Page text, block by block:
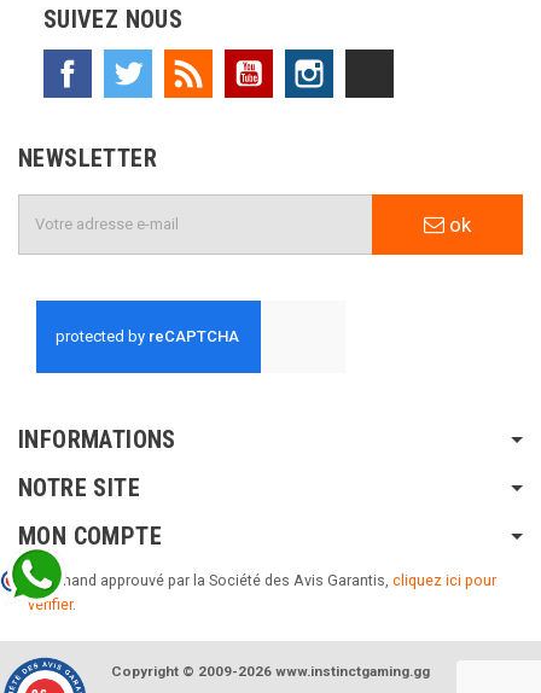
SUIVEZ NOUS
Facebook Twitter Rss YouTube
NEWSLETTER
ok
INFORMATIONS
NOTRE SITE
MON COMPTE
Marchand approuvé par la Société des Avis Garantis, cliquez ici pour
vérifier.
Copyright © 2009-2026 www.instinctgaming.gg